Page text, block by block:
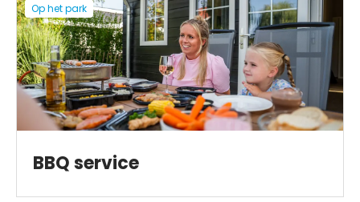
Op het park
BBQ service